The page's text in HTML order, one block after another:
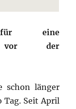
für eine
vor der
schon länger
Tag. Seit April